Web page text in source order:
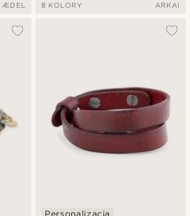
ÆDEL 8 KOLORY ARKAI
Personalizacja